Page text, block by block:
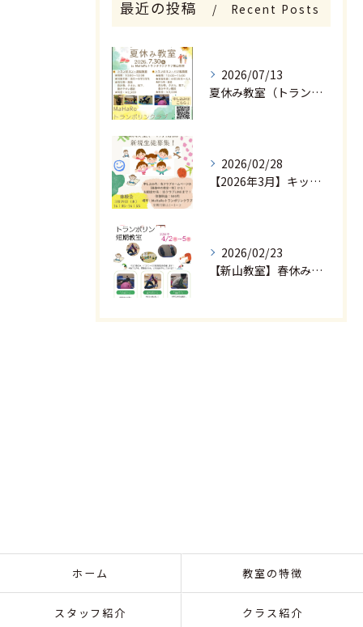
最近の投稿 Recent Posts
2026/07/13
夏休み教室（トランポリン・運動教室、トランポリン・バク転教室）申込開始しました。
2026/02/28
【2026年3月】キッズ運動教室の体験会申込開始しました。
2026/02/23
【新山教室】春休み 短期教室（トランポリン＆バク転＆親子ヨガ＆運動教室）申込開始しました
ホーム 教室の特徴
スタッフ紹介 クラス紹介